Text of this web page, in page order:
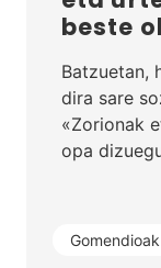
Gomendioak
beste
Batzuetan,
dira sare
«Zorionak
opa